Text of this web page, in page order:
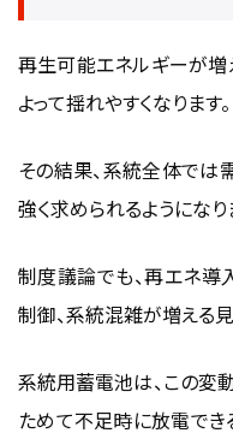
再生可能エネルギーが増
よって揺れやすくなります。
その結果、系統全体では
強く求められるようになり
制度議論でも、再エネ導
制御、系統混雑が増える
系統用蓄電池は、この変
ためて不足時に放電でき